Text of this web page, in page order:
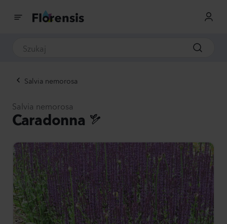
Salvia nemorosa
Salvia nemorosa
Caradonna